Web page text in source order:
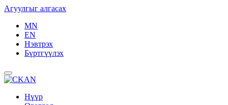
Агуулгыг алгасах
MN
EN
Нэвтрэх
Бүртгүүлэх
Нүүр